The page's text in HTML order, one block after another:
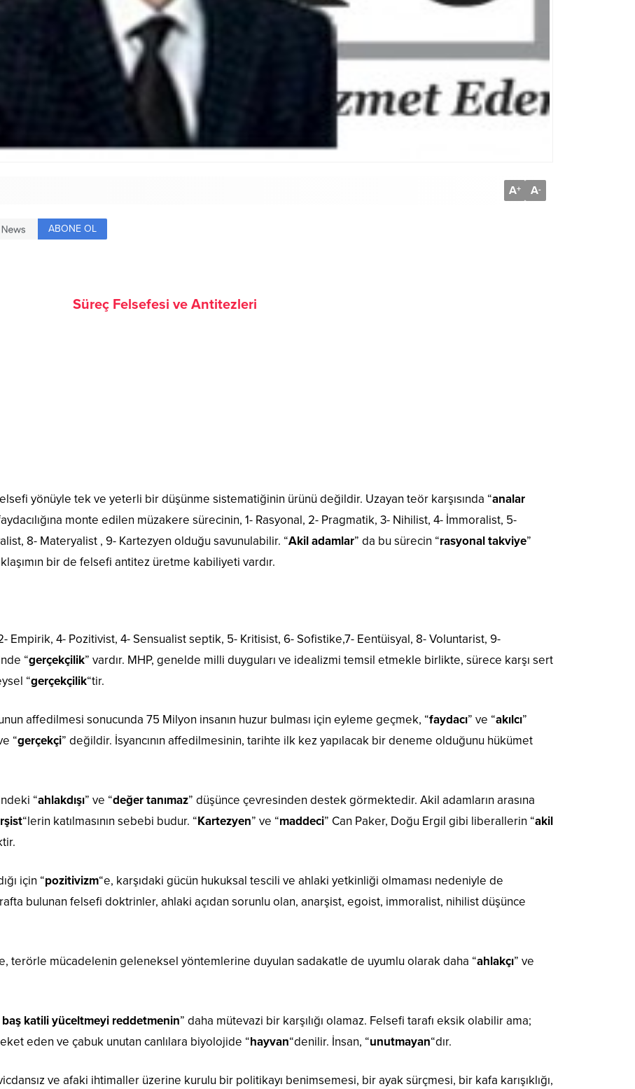
A+ A-
ABONE OL
Süreç Felsefesi ve Antitezleri
yönüyle tek ve yeterli bir düşünme sistematiğinin ürünü değildir. Uzayan teör karşısında “analar
monte edilen müzakere sürecinin, 1- Rasyonal, 2- Pragmatik, 3- Nihilist, 4- İmmoralist, 5-
8- Materyalist , 9- Kartezyen olduğu savunulabilir. “Akil adamlar” da bu sürecin “rasyonal takviye”
bir de felsefi antitez üretme kabiliyeti vardır.
Empirik, 4- Pozitivist, 4- Sensualist septik, 5- Kritisist, 6- Sofistike,7- Eentüisyal, 8- Voluntarist, 9-
“gerçekçilik” vardır. MHP, genelde milli duyguları ve idealizmi temsil etmekle birlikte, sürece karşı sert
“gerçekçilik“tir.
affedilmesi sonucunda 75 Milyon insanın huzur bulması için eyleme geçmek, “faydacı” ve “akılcı”
“gerçekçi” değildir. İsyancının affedilmesinin, tarihte ilk kez yapılacak bir deneme olduğunu hükümet
“ahlakdışı” ve “değer tanımaz” düşünce çevresinden destek görmektedir. Akil adamların arasına
“lerin katılmasının sebebi budur. “Kartezyen” ve “maddeci” Can Paker, Doğu Ergil gibi liberallerin “akil
için “pozitivizm“e, karşıdaki gücün hukuksal tescili ve ahlaki yetkinliği olmaması nedeniyle de
bulunan felsefi doktrinler, ahlaki açıdan sorunlu olan, anarşist, egoist, immoralist, nihilist düşünce
terörle mücadelenin geleneksel yöntemlerine duyulan sadakatle de uyumlu olarak daha “ahlakçı” ve
katili yüceltmeyi reddetmenin” daha mütevazi bir karşılığı olamaz. Felsefi tarafı eksik olabilir ama;
eden ve çabuk unutan canlılara biyolojide “hayvan“denilir. İnsan, “unutmayan“dır.
ve afaki ihtimaller üzerine kurulu bir politikayı benimsemesi, bir ayak sürçmesi, bir kafa karışıklığı,